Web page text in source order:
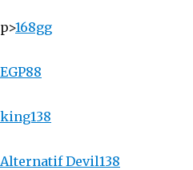
p>168gg
EGP88
king138
Alternatif Devil138